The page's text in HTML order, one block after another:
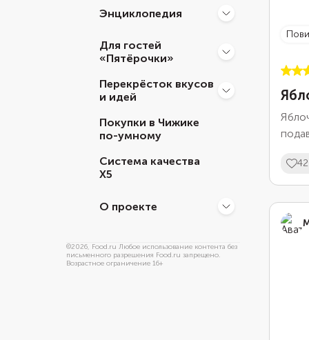
Энциклопедия
Для гостей
«Пятёрочки»
Перекрёсток вкусов
и идей
Покупки в Чижике
по-умному
Система качества
Х5
О проекте
©2026, Food.ru Любое использование контента без
письменного разрешения Food.ru запрещено.
Возрастное ограничение 16+